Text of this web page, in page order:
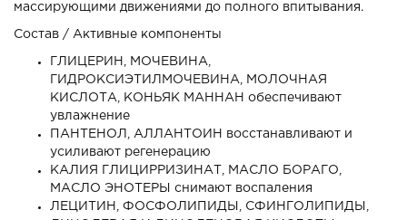
массирующими движениями до полного впитывания.
Состав / Активные компоненты
ГЛИЦЕРИН, МОЧЕВИНА,
ГИДРОКСИЭТИЛМОЧЕВИНА, МОЛОЧНАЯ
КИСЛОТА, КОНЬЯК МАННАН обеспечивают
увлажнение
ПАНТЕНОЛ, АЛЛАНТОИН восстанавливают и
усиливают регенерацию
КАЛИЯ ГЛИЦИРРИЗИНАТ, МАСЛО БОРАГО,
МАСЛО ЭНОТЕРЫ
снимают воспаления
ЛЕЦИТИН, ФОСФОЛИПИДЫ, СФИНГОЛИПИДЫ,